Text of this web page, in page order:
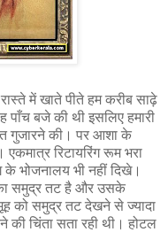
में खाते पीते हम करीब साढ़े
बजे की थी इसलिए हमारी
गुजारने की। पर आशा के
एकमात्र रिटायरिंग रूम भरा
भोजनालय भी नहीं दिखे।
समुद्र तट है और उसके
को समुद्र तट देखने से ज्यादा
चिंता सता रही थी। होटल